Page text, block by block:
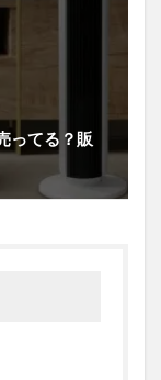
ってる？販